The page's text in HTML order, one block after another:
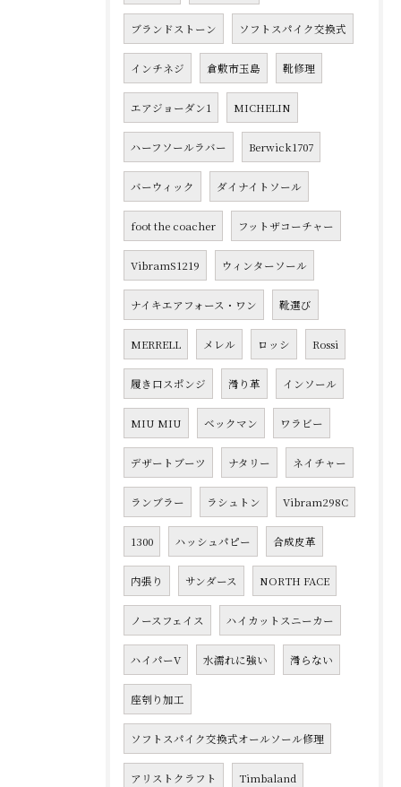
ブランドストーン ソフトスパイク交換式
インチネジ 倉敷市玉島 靴修理
エアジョーダン1 MICHELIN
ハーフソールラバー Berwick1707
バーウィック ダイナイトソール
foot the coacher フットザコーチャー
VibramS1219 ウィンターソール
ナイキエアフォース・ワン 靴選び
MERRELL メレル ロッシ Rossi
履き口スポンジ 滑り革 インソール
MIU MIU ベックマン ワラビー
デザートブーツ ナタリー ネイチャー
ランブラー ラシュトン Vibram298C
1300 ハッシュパピー 合成皮革
内張り サンダース NORTH FACE
ノースフェイス ハイカットスニーカー
ハイパーV 水濡れに強い 滑らない
座刳り加工
ソフトスパイク交換式オールソール修理
アリストクラフト Timbaland